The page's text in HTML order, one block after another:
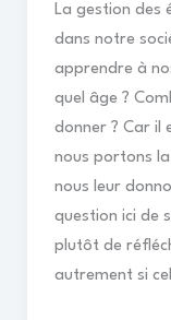
La gestion des
dans notre
apprendre à
quel âge ?
donner ? Car il
nous portons
nous leur
question ici de
plutôt de
autrement si